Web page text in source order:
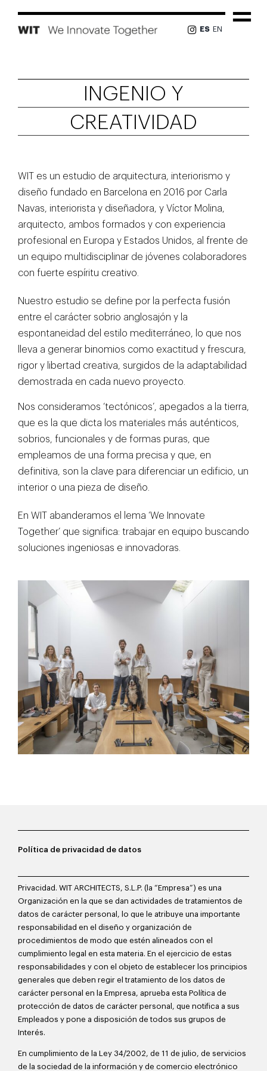
ES EN
PROYECTOS
NOSOTROS
NOTICIAS
PRENSA
CONTACTO
INGENIO Y
CREATIVIDAD
WIT es un estudio de arquitectura, interiorismo y
diseño fundado en Barcelona en 2016 por Carla
Navas, interiorista y diseñadora, y Víctor Molina,
arquitecto, ambos formados y con experiencia
profesional en Europa y Estados Unidos, al frente de
un equipo multidisciplinar de jóvenes colaboradores
con fuerte espíritu creativo.
Nuestro estudio se define por la perfecta fusión
entre el carácter sobrio anglosajón y la
espontaneidad del estilo mediterráneo, lo que nos
lleva a generar binomios como exactitud y frescura,
rigor y libertad creativa, surgidos de la adaptabilidad
demostrada en cada nuevo proyecto.
Nos consideramos ‘tectónicos’, apegados a la tierra,
que es la que dicta los materiales más auténticos,
sobrios, funcionales y de formas puras, que
empleamos de una forma precisa y que, en
definitiva, son la clave para diferenciar un edificio, un
interior o una pieza de diseño.
En WIT abanderamos el lema ‘We Innovate
Together’ que significa: trabajar en equipo buscando
soluciones ingeniosas e innovadoras.
Política de privacidad de datos
Privacidad. WIT ARCHITECTS, S.L.P. (la “Empresa”) es una
Organización en la que se dan actividades de tratamientos de
datos de carácter personal, lo que le atribuye una importante
responsabilidad en el diseño y organización de
procedimientos de modo que estén alineados con el
cumplimiento legal en esta materia. En el ejercicio de estas
responsabilidades y con el objeto de establecer los principios
generales que deben regir el tratamiento de los datos de
carácter personal en la Empresa, aprueba esta Política de
protección de datos de carácter personal, que notifica a sus
Empleados y pone a disposición de todos sus grupos de
Interés.
En cumplimiento de la Ley 34/2002, de 11 de julio, de servicios
de la sociedad de la información y de comercio electrónico